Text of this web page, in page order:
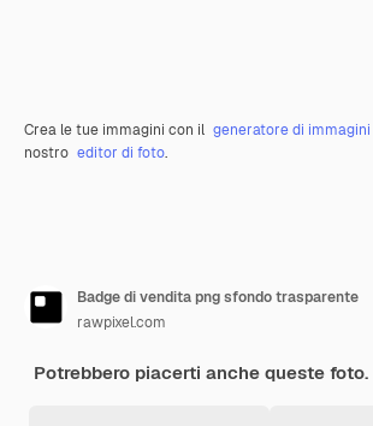
Crea le tue immagini con il generatore di immagini
nostro editor di foto.
Badge di vendita png sfondo trasparente
rawpixel.com
Potrebbero piacerti anche queste foto.